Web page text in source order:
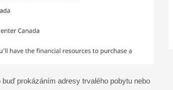
prokázáním adresy trvalého pobytu nebo